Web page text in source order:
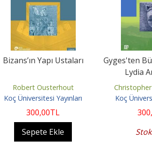
Bizans’ın Yapı Ustaları
Robert Ousterhout
Koç Üniversitesi Yayınları
300,00TL
Sepete Ekle
Gyges'ten
Lydia
Koç
300